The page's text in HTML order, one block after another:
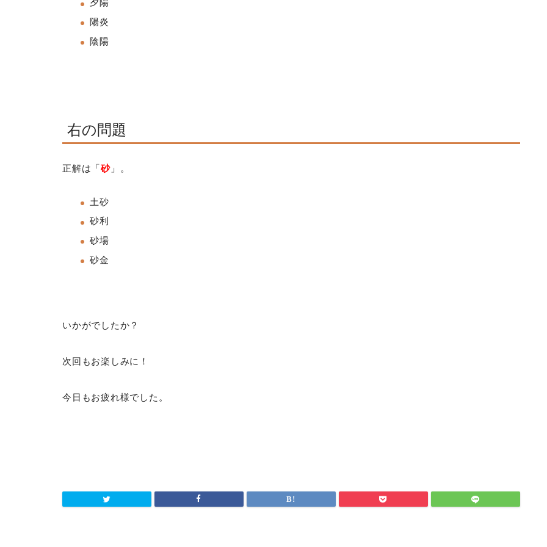
夕陽
陽炎
陰陽
右の問題
正解は「砂」。
土砂
砂利
砂場
砂金
いかがでしたか？
次回もお楽しみに！
今日もお疲れ様でした。